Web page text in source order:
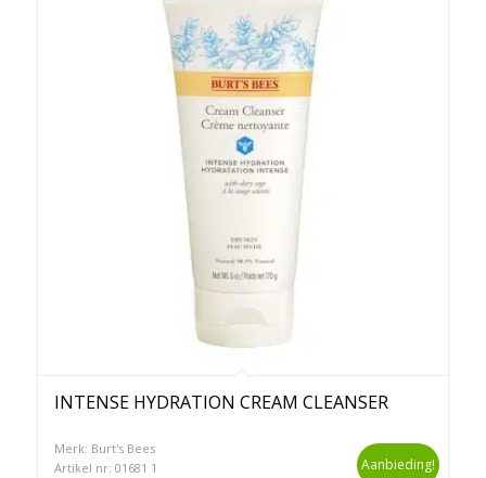
INTENSE HYDRATION CREAM CLEANSER
Merk: Burt's Bees
Artikel nr: 01681 1
Aanbieding!